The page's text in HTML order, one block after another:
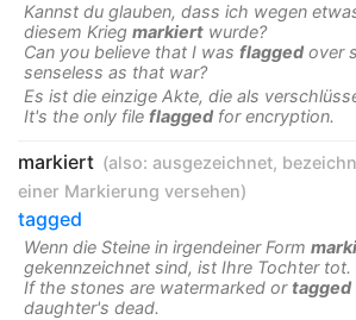
Kannst du glauben, dass ich wegen
diesem Krieg markiert wurde?
Can you believe that I was flagged over
senseless as that war?
Es ist die einzige Akte, die als
It's the only file flagged for encryption.
markiert (also: ausgezeichnet,
einer Markierung versehen)
tagged
Wenn die Steine in irgendeiner Form
gekennzeichnet sind, ist Ihre Tochter tot.
If the stones are watermarked ortagged
daughter's dead.